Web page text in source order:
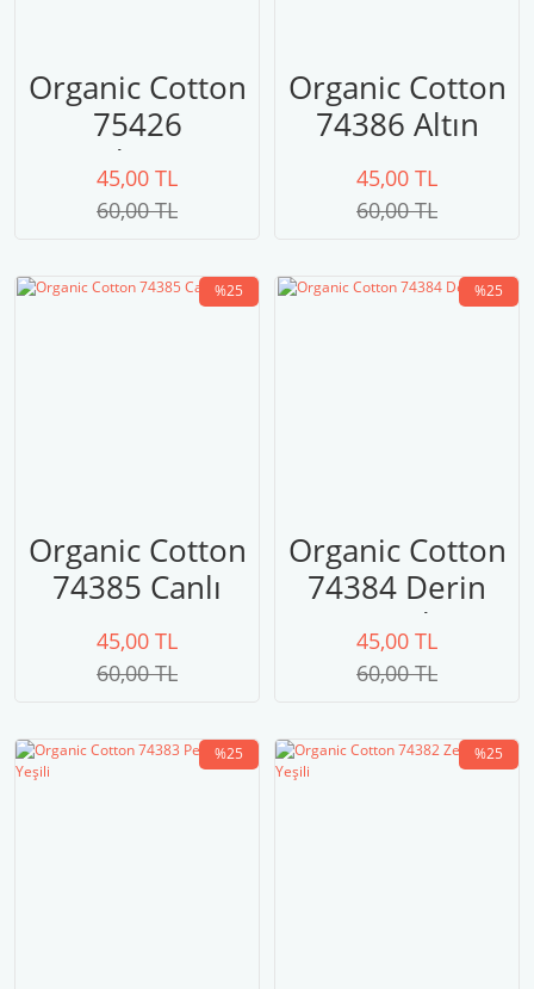
Organic Cotton
75426
Gökyüzü
Mavisi
45,00 TL
60,00 TL
Organic Cotton
74386 Altın
Zeytin
45,00 TL
60,00 TL
%25
Organic Cotton
74385 Canlı
Nane
45,00 TL
60,00 TL
%25
Organic Cotton
74384 Derin
Yeşil
45,00 TL
60,00 TL
%25 %25